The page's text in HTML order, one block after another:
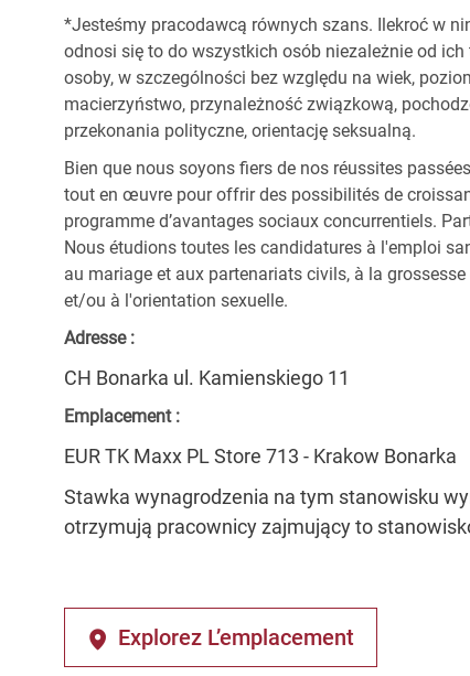
*Jesteśmy pracodawcą równych szans. Ilekroć w
odnosi się to do wszystkich osób niezależnie od
osoby, w szczególności bez względu na wiek,
macierzyństwo, przynależność związkową,
przekonania polityczne, orientację seksualną.
Bien que nous soyons fiers de nos réussites
tout en œuvre pour offrir des possibilités de
programme d’avantages sociaux concurrentiels.
Nous étudions toutes les candidatures à l'emploi
au mariage et aux partenariats civils, à la
et/ou à l'orientation sexuelle.
Adresse :
CH Bonarka ul. Kamienskiego 11
Emplacement :
EUR TK Maxx PL Store 713 - Krakow Bonarka
Stawka wynagrodzenia na tym stanowisku
otrzymują pracownicy zajmujący to
Explorez L’emplacement